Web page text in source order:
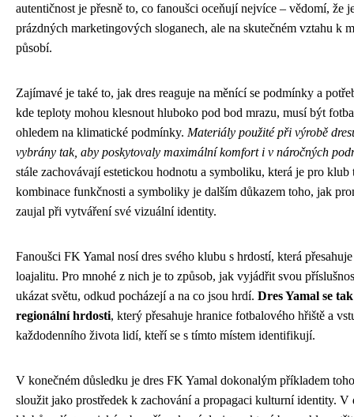
autentičnost je přesně to, co fanoušci oceňují nejvíce – vědomí, že
prázdných marketingových sloganech, ale na skutečném vztahu k
působí.
Zajímavé je také to, jak dres reaguje na měnící se podmínky a
kde teploty mohou klesnout hluboko pod bod mrazu, musí být
ohledem na klimatické podmínky. Materiály použité při výrobě
vybrány tak, aby poskytovaly maximální komfort i v náročných
stále zachovávají estetickou hodnotu a symboliku, která je pro klub
kombinace funkčnosti a symboliky je dalším důkazem toho, jak
zaujal při vytváření své vizuální identity.
Fanoušci FK Yamal nosí dres svého klubu s hrdostí, která
loajalitu. Pro mnohé z nich je to způsob, jak vyjádřit svou
ukázat světu, odkud pocházejí a na co jsou hrdí. Dres Yamal se
regionální hrdosti, který přesahuje hranice fotbalového hřiště a
každodenního života lidí, kteří se s tímto místem identifikují.
V konečném důsledku je dres FK Yamal dokonalým příkladem
sloužit jako prostředek k zachování a propagaci kulturní identity. V